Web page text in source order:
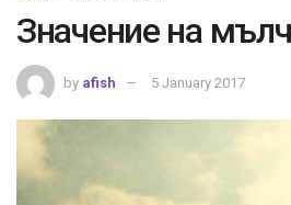
Значение на
by afish 5 January 2017